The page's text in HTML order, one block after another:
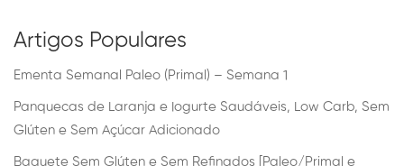
Artigos Populares
Ementa Semanal Paleo (Primal) – Semana 1
Panquecas de Laranja e Iogurte Saudáveis, Low Carb, Sem
Glúten e Sem Açúcar Adicionado
Baguete Sem Glúten e Sem Refinados [Paleo/Primal e